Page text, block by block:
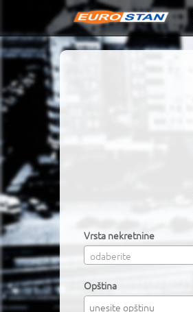
Vrsta nekretnine
odaberite
Opština